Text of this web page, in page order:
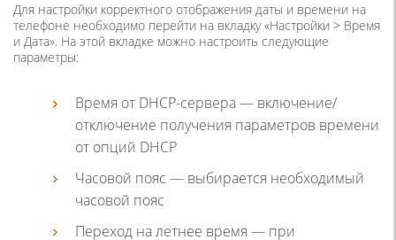
Для настройки корректного отображения даты и времени на
телефоне необходимо перейти на вкладку «Настройки > Время
и Дата». На этой вкладке можно настроить следующие
параметры:
Время от DHCP-сервера — включение/
отключение получения параметров времени
от опций DHCP
Часовой пояс — выбирается необходимый
часовой пояс
Переход на летнее время — при